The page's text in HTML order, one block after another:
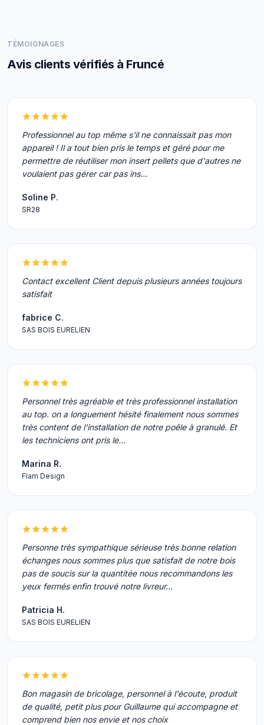
TÉMOIGNAGES
Avis clients vérifiés à Fruncé
Professionnel au top même s'il ne connaissait pas mon
appareil ! Il a tout bien pris le temps et géré pour me
permettre de réutiliser mon insert pellets que d'autres ne
voulaient pas gérer car pas ins…
Soline P.
SR28
Contact excellent Client depuis plusieurs années toujours
satisfait
fabrice C.
SAS BOIS EURELIEN
Personnel très agréable et très professionnel installation
au top. on a longuement hésité finalement nous sommes
très content de l'installation de notre poêle à granulé. Et
les techniciens ont pris le…
Marina R.
Flam Design
Personne très sympathique sérieuse très bonne relation
échanges nous sommes plus que satisfait de notre bois
pas de soucis sur la quantitée nous recommandons les
yeux fermés enfin trouvé notre livreur…
Patricia H.
SAS BOIS EURELIEN
Bon magasin de bricolage, personnel à l'écoute, produit
de qualité, petit plus pour Guillaume qui accompagne et
comprend bien nos envie et nos choix